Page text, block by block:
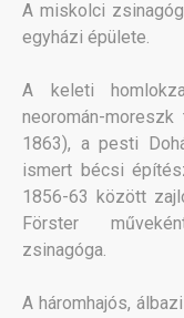
A miskolci
egyházi épülete.
A keleti
neoromán-
1863), a pesti
ismert bécsi
1856-63 között
Förster
zsinagóga.
A háromhajós,